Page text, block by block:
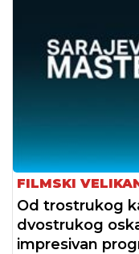
FILMSKI
Od trostrukog
dvostrukog
impresivan